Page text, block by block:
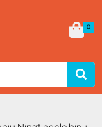
0